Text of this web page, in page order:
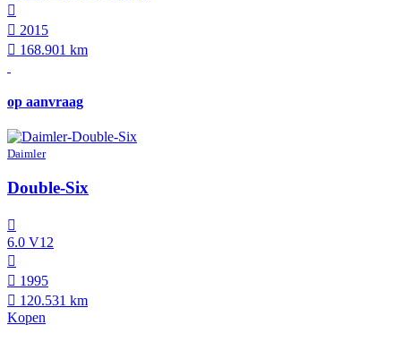
2015
168.901 km
op aanvraag
Daimler
Double-Six
6.0 V12
1995
120.531 km
Kopen